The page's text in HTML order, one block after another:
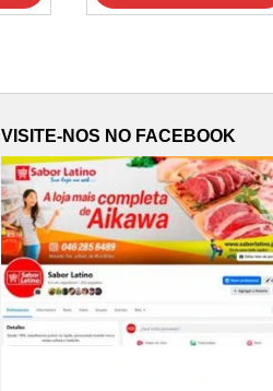
VISITE-NOS NO FACEBOOK